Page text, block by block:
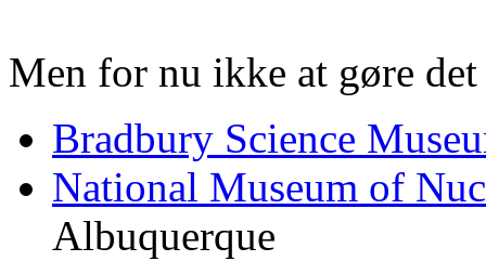
Men for nu ikke at gøre
Bradbury Science
National Museum of
Albuquerque